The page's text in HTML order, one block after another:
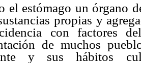
el estómago un órgano
propias y
con factores
de muchos
y sus hábitos